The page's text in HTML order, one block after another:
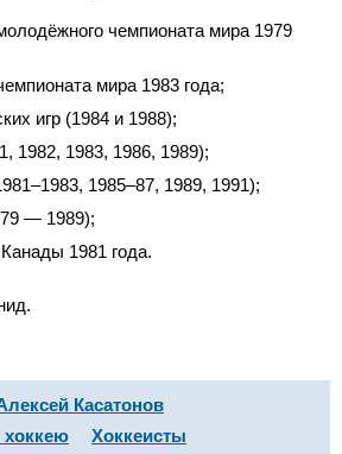
чемпионата мира 1979
мира 1983 года;
игр (1984 и 1988);
1982, 1983, 1986, 1989);
1985–87, 1989, 1991);
— 1989);
1981 года.
Касатонов
Хоккеисты